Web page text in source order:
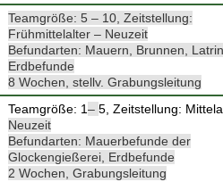
Teamgröße: 5 – 10, Zeitstellung:
Frühmittelalter – Neuzeit
Befundarten: Mauern, Brunnen,
Erdbefunde
8 Wochen, stellv. Grabungsleitung
Teamgröße: 1– 5, Zeitstellung:
Neuzeit
Befundarten: Mauerbefunde der
Glockengießerei, Erdbefunde
2 Wochen, Grabungsleitung